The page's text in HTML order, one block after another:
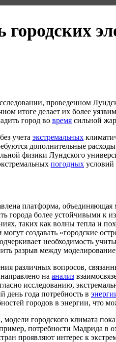
городских
проведенном
итоге делает их более
город во время сильной
учета экстремальных
дополнительные
физики Лундского
погодных условий
платформа, объединяющая
города более устойчивыми к
таких как волны тепла и
могут создавать «городские
необходимость
разрыв между
различных вопросов,
на анализ
исследованию,
день года потребность в
городов в энергии, что
модели городского климата
потребности Мадрида
проявляют интерес к